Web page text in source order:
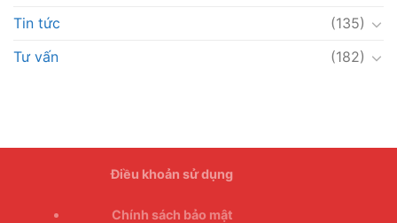
Tin tức
(135)
Tư vấn
(182)
Điều khoản sử dụng
Chính sách bảo mật